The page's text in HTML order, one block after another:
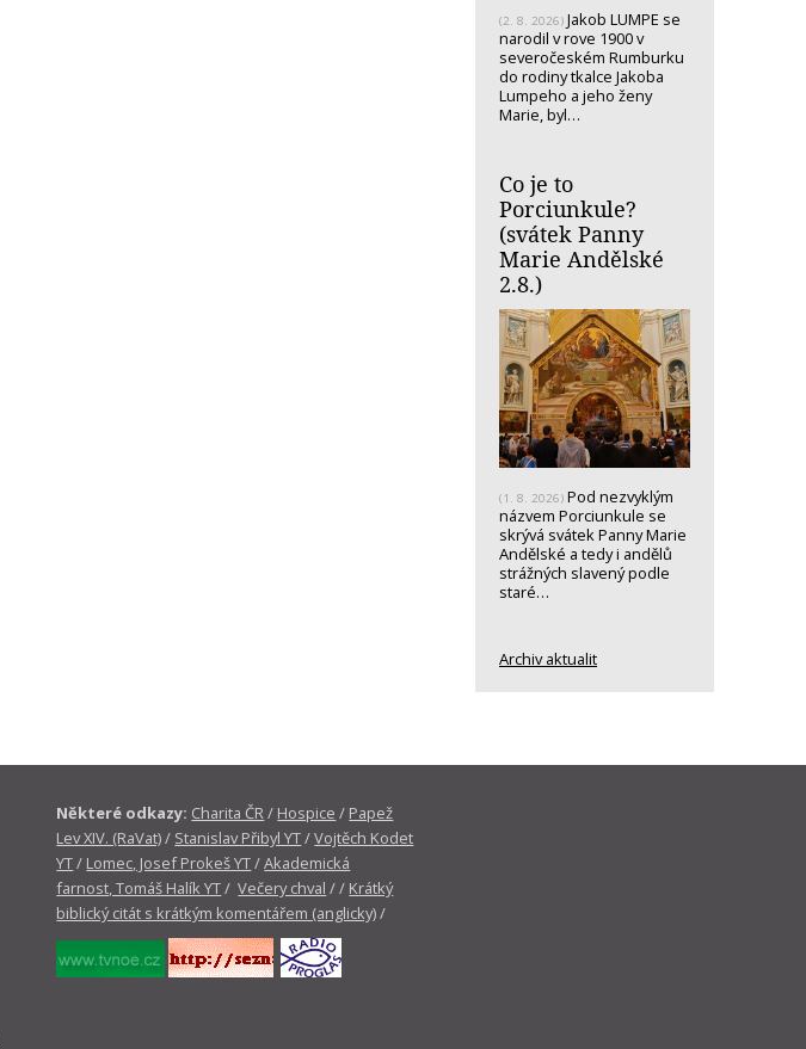
(2. 8. 2026) Jakob LUMPE se
narodil v rove 1900 v
severočeském Rumburku
do rodiny tkalce Jakoba
Lumpeho a jeho ženy
Marie, byl…
Co je to
Porciunkule?
(svátek Panny
Marie Andělské
2.8.)
(1. 8. 2026) Pod nezvyklým
názvem Porciunkule se
skrývá svátek Panny Marie
Andělské a tedy i andělů
strážných slavený podle
staré…
Archiv aktualit
Některé odkazy: Charita ČR/ Hospice / Papež
Lev XIV. (RaVat)/ Stanislav Přibyl YT/Vojtěch Kodet
YT/ Lomec, Josef Prokeš YT/Akademická
farnost, Tomáš Halík YT/Večery chval / / Krátký
biblický citát s krátkým komentářem (anglicky)/